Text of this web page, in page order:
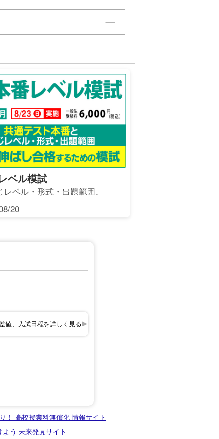
ベル模試
ベル・形式・出題範囲。
20
値、入試日程を詳しく見る
！ 高校授業料無償化 情報サイト
う 未来発見サイト